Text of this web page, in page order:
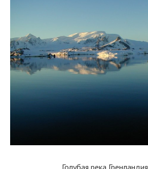
Голубая река Гренландия